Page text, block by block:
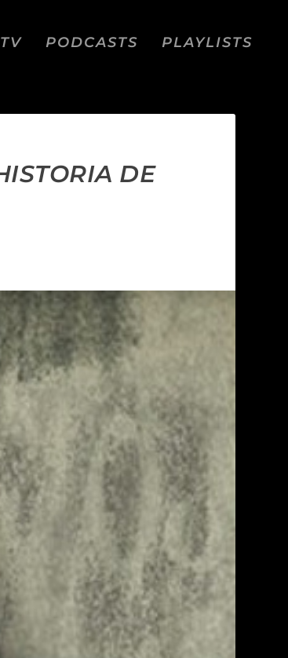
TV PODCASTS PLAYLISTS
DE